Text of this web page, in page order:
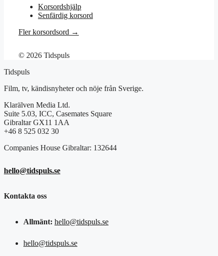
Korsordshjälp
Senfärdig korsord
Fler korsordsord →
© 2026 Tidspuls
Tidspuls
Film, tv, kändisnyheter och nöje från Sverige.
Klarälven Media Ltd.
Suite 5.03, ICC, Casemates Square
Gibraltar GX11 1AA
+46 8 525 032 30
Companies House Gibraltar: 132644
hello@tidspuls.se
Kontakta oss
Allmänt: hello@tidspuls.se
hello@tidspuls.se